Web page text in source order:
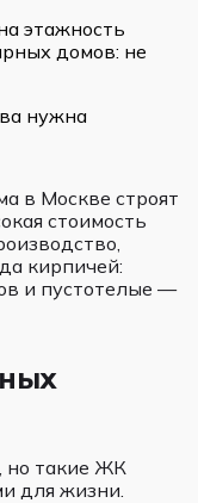
этажность
домов: не
нужна
в Москве строят
стоимость
кирпичей:
и пустотелые —
но такие ЖК
для жизни.